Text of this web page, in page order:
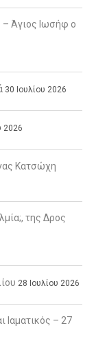
– Άγιος Ιωσήφ ο
30 Ιουλίου 2026
2026
Κατσώχη
της Δρος
28 Ιουλίου 2026
Ιαματικός – 27